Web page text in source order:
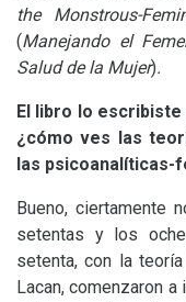
the Monstrous-
(Manejando el
Salud de la Mujer).
El libro lo
¿cómo ves las
las psicoanalíticas-
Bueno, ciertamente
setentas y los
setenta, con la
Lacan, comenzaron